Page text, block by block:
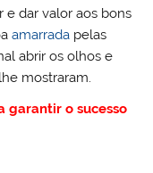
e dar valor aos bons
amarrada pelas
abrir os olhos e
mostraram.
garantir o sucesso